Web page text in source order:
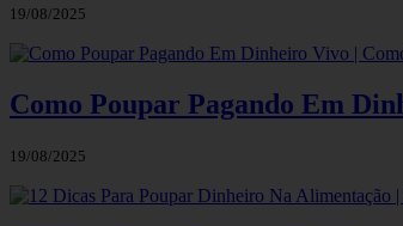
19/08/2025
Como Poupar Pagando Em
19/08/2025